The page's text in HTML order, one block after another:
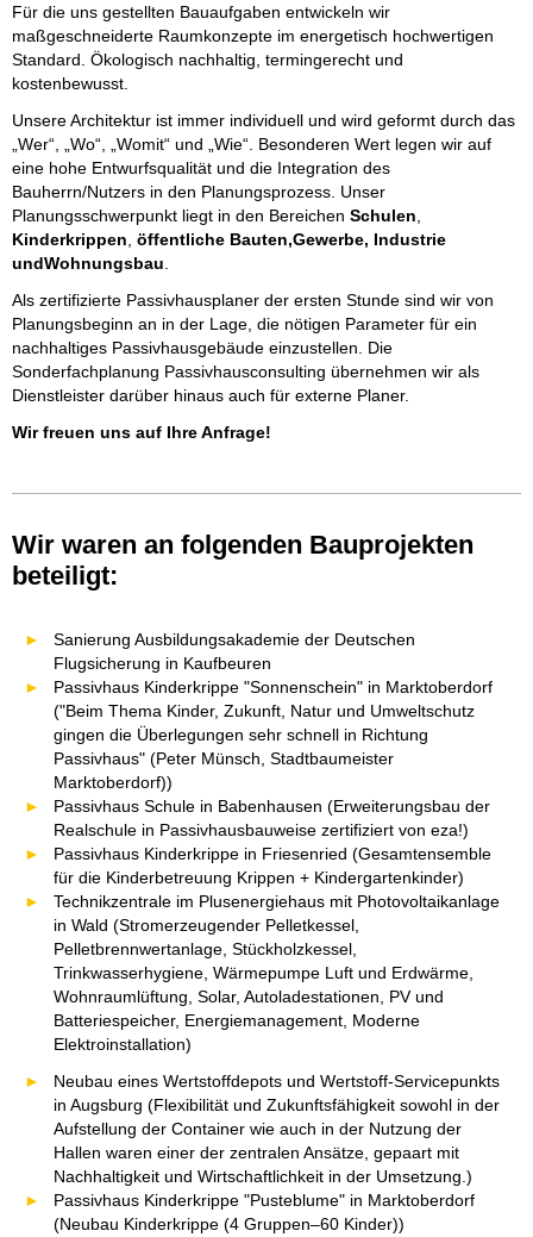
Für die uns gestellten Bauaufgaben entwickeln wir
maßgeschneiderte Raumkonzepte im energetisch hochwertigen
Standard. Ökologisch nachhaltig, termingerecht und
kostenbewusst.
Unsere Architektur ist immer individuell und wird geformt durch das
„Wer“, „Wo“, „Womit“ und „Wie“. Besonderen Wert legen wir auf
eine hohe Entwurfsqualität und die Integration des
Bauherrn/Nutzers in den Planungsprozess. Unser
Planungsschwerpunkt liegt in den Bereichen Schulen
Kinderkrippen öffentliche Bauten,Gewerbe, Industrie
undWohnungsbau
Als zertifizierte Passivhausplaner der ersten Stunde sind wir von
Planungsbeginn an in der Lage, die nötigen Parameter für ein
nachhaltiges Passivhausgebäude einzustellen. Die
Sonderfachplanung Passivhausconsulting übernehmen wir als
Dienstleister darüber hinaus auch für externe Planer.
Wir freuen uns auf Ihre Anfrage!
Wir waren an folgenden Bauprojekten
beteiligt:
Sanierung Ausbildungsakademie der Deutschen
Flugsicherung in Kaufbeuren
Passivhaus Kinderkrippe "Sonnenschein" in Marktoberdorf
("Beim Thema Kinder, Zukunft, Natur und Umweltschutz
gingen die Überlegungen sehr schnell in Richtung
Passivhaus" (Peter Münsch, Stadtbaumeister
Marktoberdorf))
Passivhaus Schule in Babenhausen (Erweiterungsbau der
Realschule in Passivhausbauweise zertifiziert von eza!)
Passivhaus Kinderkrippe in Friesenried (Gesamtensemble
für die Kinderbetreuung Krippen + Kindergartenkinder)
Technikzentrale im Plusenergiehaus mit Photovoltaikanlage
in Wald (Stromerzeugender Pelletkessel,
Pelletbrennwertanlage, Stückholzkessel,
Trinkwasserhygiene, Wärmepumpe Luft und Erdwärme,
Wohnraumlüftung, Solar, Autoladestationen, PV und
Batteriespeicher, Energiemanagement, Moderne
Elektroinstallation)
Neubau eines Wertstoffdepots und Wertstoff-Servicepunkts
in Augsburg (Flexibilität und Zukunftsfähigkeit sowohl in der
Aufstellung der Container wie auch in der Nutzung der
Hallen waren einer der zentralen Ansätze, gepaart mit
Nachhaltigkeit und Wirtschaftlichkeit in der Umsetzung.)
Passivhaus Kinderkrippe "Pusteblume" in Marktoberdorf
(Neubau Kinderkrippe (4 Gruppen–60 Kinder))